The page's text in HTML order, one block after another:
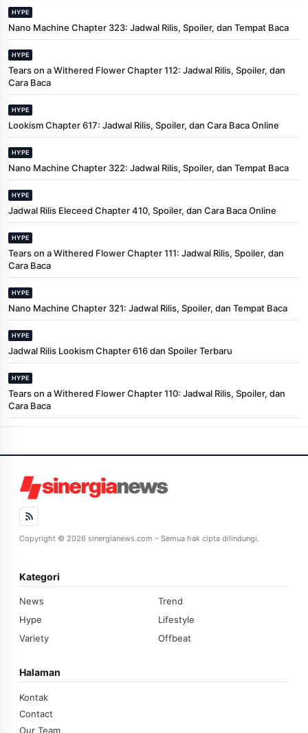
HYPE
Nano Machine Chapter 323: Jadwal Rilis, Spoiler, dan Tempat Baca
HYPE
Tears on a Withered Flower Chapter 112: Jadwal Rilis, Spoiler, dan
Cara Baca
HYPE
Lookism Chapter 617: Jadwal Rilis, Spoiler, dan Cara Baca Online
HYPE
Nano Machine Chapter 322: Jadwal Rilis, Spoiler, dan Tempat Baca
HYPE
Jadwal Rilis Eleceed Chapter 410, Spoiler, dan Cara Baca Online
HYPE
Tears on a Withered Flower Chapter 111: Jadwal Rilis, Spoiler, dan
Cara Baca
HYPE
Nano Machine Chapter 321: Jadwal Rilis, Spoiler, dan Tempat Baca
HYPE
Jadwal Rilis Lookism Chapter 616 dan Spoiler Terbaru
HYPE
Tears on a Withered Flower Chapter 110: Jadwal Rilis, Spoiler, dan
Cara Baca
Copyright © 2026 sinergianews.com – Semua hak cipta dilindungi.
Kategori
News
Trend
Hype
Lifestyle
Variety
Offbeat
Halaman
Kontak
Contact
Our Team